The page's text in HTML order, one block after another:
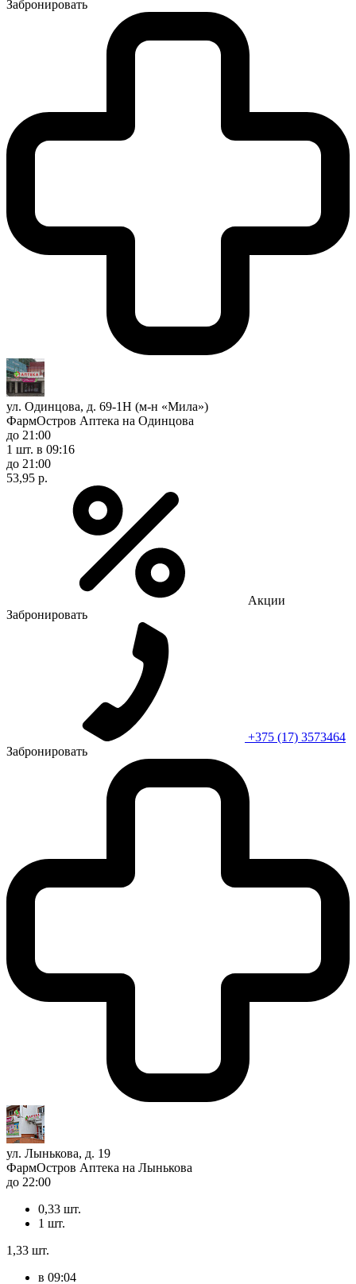
Забронировать
ул. Одинцова, д. 69-1Н (м-н «Мила»)
ФармОстров Аптека на Одинцова
до 21:00
1 шт. в 09:16
до 21:00
53,95 р.
Акции
Забронировать
+375 (17) 3573464
Забронировать
ул. Лынькова, д. 19
ФармОстров Аптека на Лынькова
до 22:00
0,33 шт.
1 шт.
1,33 шт.
в 09:04